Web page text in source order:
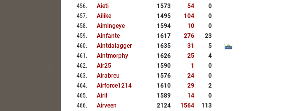
456. Aieti 1573 54
0
457. Ailike 1495 104
0
458. Aimingeye 1594 10
0
459. Ainfante 1617 276
23
460. Aintdalagger 1635 31
5
461 . Aintmorphy 1626 25
4
462. Air25 1590 1
0
463. Airabreu 1576 24
0
464. Airforce1214 1610 29
2
465. Airil 1589 14
0
466. Airveen 2124 1564
113